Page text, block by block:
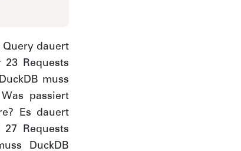
Query dauert
Requests
muss
passiert
Es dauert
Requests
DuckDB